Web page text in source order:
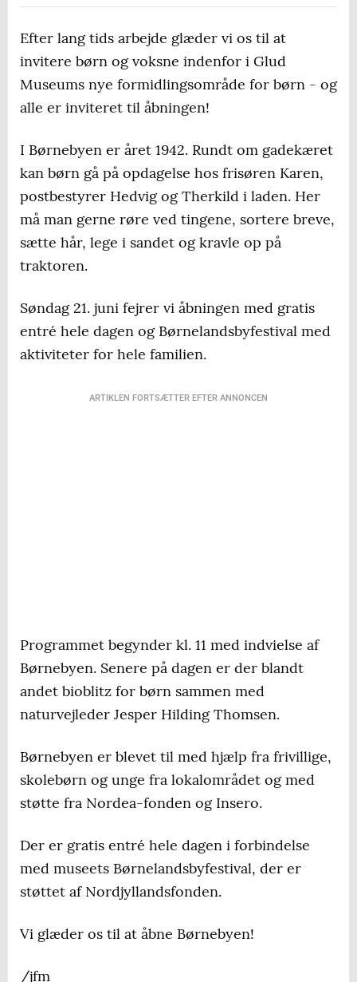
Efter lang tids arbejde glæder vi os til at
invitere børn og voksne indenfor i Glud
Museums nye formidlingsområde for børn - og
alle er inviteret til åbningen!
I Børnebyen er året 1942. Rundt om gadekæret
kan børn gå på opdagelse hos frisøren Karen,
postbestyrer Hedvig og Therkild i laden. Her
må man gerne røre ved tingene, sortere breve,
sætte hår, lege i sandet og kravle op på
traktoren.
Søndag 21. juni fejrer vi åbningen med gratis
entré hele dagen og Børnelandsbyfestival med
aktiviteter for hele familien.
ARTIKLEN FORTSÆTTER EFTER ANNONCEN
Programmet begynder kl. 11 med indvielse af
Børnebyen. Senere på dagen er der blandt
andet bioblitz for børn sammen med
naturvejleder Jesper Hilding Thomsen.
Børnebyen er blevet til med hjælp fra frivillige,
skolebørn og unge fra lokalområdet og med
støtte fra Nordea-fonden og Insero.
Der er gratis entré hele dagen i forbindelse
med museets Børnelandsbyfestival, der er
støttet af Nordjyllandsfonden.
Vi glæder os til at åbne Børnebyen!
/jfm